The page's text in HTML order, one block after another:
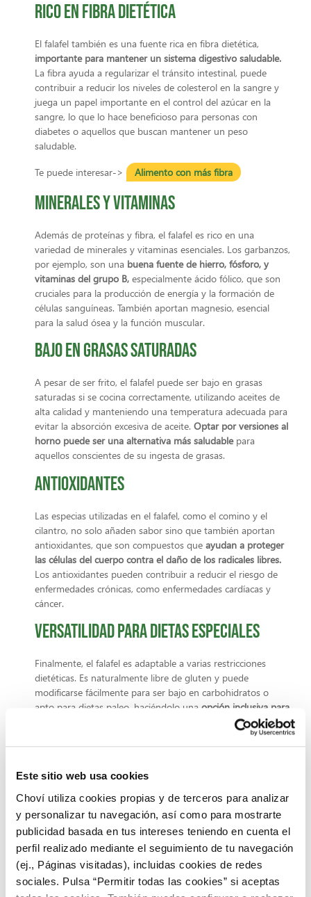
Este sitio web usa cookies
Choví utiliza cookies propias y de terceros para analizar
y personalizar tu navegación, así como para mostrarte
publicidad basada en tus intereses teniendo en cuenta el
perfil realizado mediante el seguimiento de tu navegación
(ej., Páginas visitadas), incluidas cookies de redes
sociales. Pulsa “Permitir todas las cookies” si aceptas
Rico en fibra dietética
El falafel también es una fuente rica en fibra dietética,
importante para mantener un sistema digestivo saludable.
La fibra ayuda a regularizar el tránsito intestinal, puede
contribuir a reducir los niveles de colesterol en la sangre y
juega un papel importante en el control del azúcar en la
sangre, lo que lo hace beneficioso para personas con
diabetes o aquellos que buscan mantener un peso
saludable.
Te puede interesar-> Alimento con más fibra
Minerales y vitaminas
Además de proteínas y fibra, el falafel es rico en una
variedad de minerales y vitaminas esenciales. Los garbanzos,
por ejemplo, son una buena fuente de hierro, fósforo, y
vitaminas del grupo B, especialmente ácido fólico, que son
cruciales para la producción de energía y la formación de
células sanguíneas. También aportan magnesio, esencial
para la salud ósea y la función muscular.
Bajo en grasas saturadas
A pesar de ser frito, el falafel puede ser bajo en grasas
saturadas si se cocina correctamente, utilizando aceites de
alta calidad y manteniendo una temperatura adecuada para
evitar la absorción excesiva de aceite. Optar por versiones al
horno puede ser una alternativa más saludablepara
aquellos conscientes de su ingesta de grasas.
Antioxidantes
Las especias utilizadas en el falafel, como el comino y el
cilantro, no solo añaden sabor sino que también aportan
antioxidantes, que son compuestos que ayudan a proteger
las células del cuerpo contra el daño de los radicales libres.
Los antioxidantes pueden contribuir a reducir el riesgo de
enfermedades crónicas, como enfermedades cardíacas y
cáncer.
Versatilidad para dietas especiales
Finalmente, el falafel es adaptable a varias restricciones
dietéticas. Es naturalmente libre de gluten y puede
modificarse fácilmente para ser bajo en carbohidratos o
apto para dietas paleo, haciéndolo una opción inclusiva para
Ideas de recetas con falafel
tradicional, haciendo pequeñas bolas para hacer albóndigas,
formas más alargadas para hacer croquetas, o simplemente
hamburguesas veganas
, ya que admite diversas
maneras de presentación, algo queresulta interesante para
realizar en casa con los más pequeños.
Además,puedes introducirlo en un bocadillo con pan de